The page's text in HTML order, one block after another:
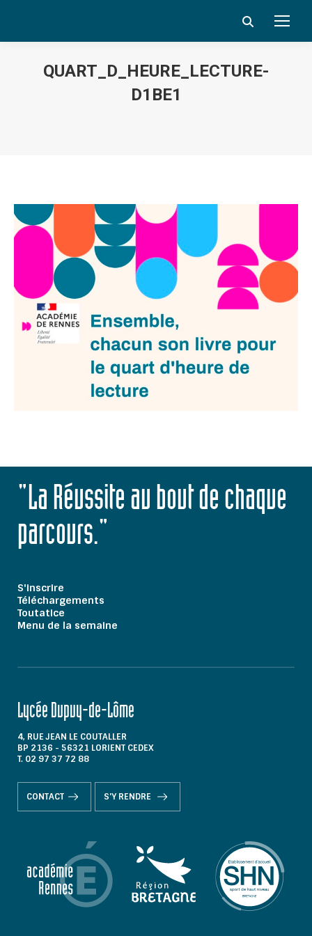
Search:
QUART_D_HEURE_LECTURE-
D1BE1
"La Réussite au bout de chaque
parcours."
S'inscrire
Téléchargements
Toutatice
Menu de la semaine
Lycée Dupuy-de-Lôme
4, RUE JEAN LE COUTALLER
BP 2136 - 56321 LORIENT CEDEX
T. 02 97 37 72 88
CONTACT S'Y RENDRE